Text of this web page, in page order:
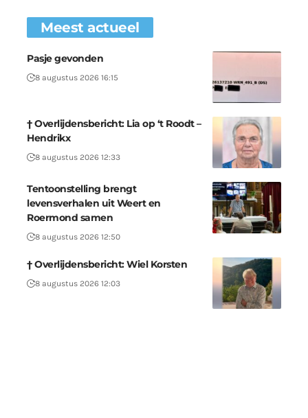
Meest actueel
Pasje gevonden
8 augustus 2026 16:15
† Overlijdensbericht: Lia op ‘t Roodt –
Hendrikx
8 augustus 2026 12:33
Tentoonstelling brengt
levensverhalen uit Weert en
Roermond samen
8 augustus 2026 12:50
† Overlijdensbericht: Wiel Korsten
8 augustus 2026 12:03